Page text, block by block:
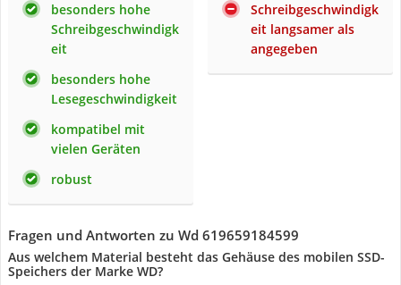
besonders hohe
Schreibgeschwindigk
eit
besonders hohe
Lesegeschwindigkeit
kompatibel mit
vielen Geräten
robust
Schreibgeschwindigk
eit langsamer als
angegeben
Fragen und Antworten zu Wd 619659184599
Aus welchem Material besteht das Gehäuse des mobilen SSD-
Speichers der Marke WD?